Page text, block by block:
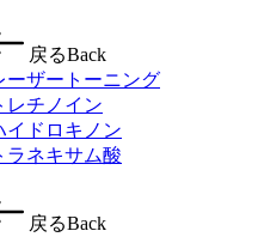
戻るBack
ーザートーニング
レチノイン
イドロキノン
ラネキサム酸
戻るBack